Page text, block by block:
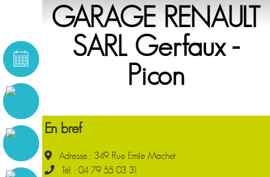
GARAGE RENAULT
SARL Gerfaux -
Picon
En bref
Adresse : 349 Rue Emile Machet
Tél. : 04 79 55 03 31